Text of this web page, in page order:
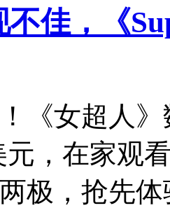
不佳，《
《女超人
元，在家观
极，抢先体